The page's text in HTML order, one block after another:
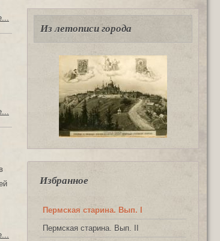
Из летописи города
Избранное
Пермская старина. Вып. I
Пермская старина. Вып. II